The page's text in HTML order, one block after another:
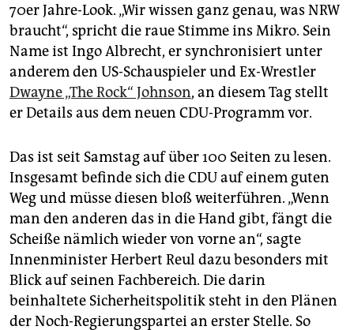
70er Jahre-Look. „Wir wissen ganz genau, was NRW
braucht“, spricht die raue Stimme ins Mikro. Sein
Name ist Ingo Albrecht, er synchronisiert unter
anderem den US-Schauspieler und Ex-Wrestler
Dwayne „The Rock“ Johnson, an diesem Tag stellt
er Details aus dem neuen CDU-Programm vor.
Das ist seit Samstag auf über 100 Seiten zu lesen.
Insgesamt befinde sich die CDU auf einem guten
Weg und müsse diesen bloß weiterführen. „Wenn
man den anderen das in die Hand gibt, fängt die
Scheiße nämlich wieder von vorne an“, sagte
Innenminister Herbert Reul dazu besonders mit
Blick auf seinen Fachbereich. Die darin
beinhaltete Sicherheitspolitik steht in den Plänen
der Noch-Regierungspartei an erster Stelle. So